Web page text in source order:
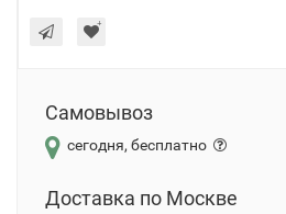
Самовывоз
сегодня, бесплатно
Доставка по Москве